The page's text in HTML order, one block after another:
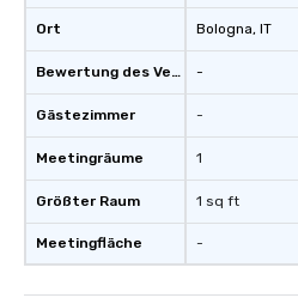
Ort
Bewertung des Veranstaltungsortes
Gästezimmer
Meetingräume
Größter Raum
Meetingfläche
Bologna, IT
-
-
1
1 sq ft
-